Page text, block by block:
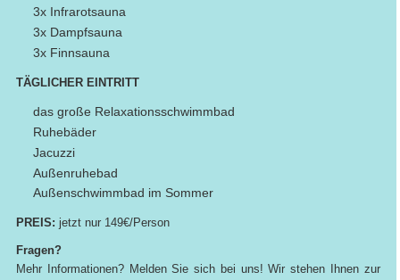
3x Infrarotsauna
3x Dampfsauna
3x Finnsauna
TÄGLICHER EINTRITT
das große Relaxationsschwimmbad
Ruhebäder
Jacuzzi
Außenruhebad
Außenschwimmbad im Sommer
PREIS: jetzt nur 149€/Person
Fragen?
Mehr Informationen? Melden Sie sich bei uns! Wir stehen Ihnen zur